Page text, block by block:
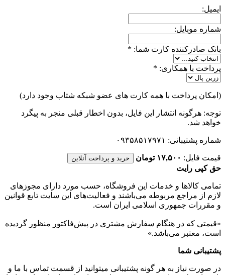
ایمیل:
شماره موبایل:
بانک صادرکننده کارت شما: *
پرداخت با همکاری: *
(امکان پرداخت با همه کارت های عضو شبکه شتاب وجود دارد)
توجه: هرگونه انتشار این فایل، بدون اخطار قبلی منجر به پیگرد
خواهد شد.
شماره پشتیبانی: ۰۹۳۵۸۵۱۷۹۷۱
قیمت فایل: ۱۷,۵۰۰ تومان خرید و پرداخت آنلاین
حق کپی رایت
تمامی كالاها و خدمات اين فروشگاه، حسب مورد دارای مجوزهای
لازم از مراجع مربوطه می‌باشند و فعاليت‌های اين سايت تابع قوانين
و مقررات جمهوری اسلامی ايران است.
«قیمتی که در هنگام سفارش مشتری در پیش‌­فاکتور منظور گرديده
است، معتبر می‌باشد.»
پشتیبانی شما
در صورت نیاز به هر گونه پشتیبانی میتوانید از قسمت تماس با ما و